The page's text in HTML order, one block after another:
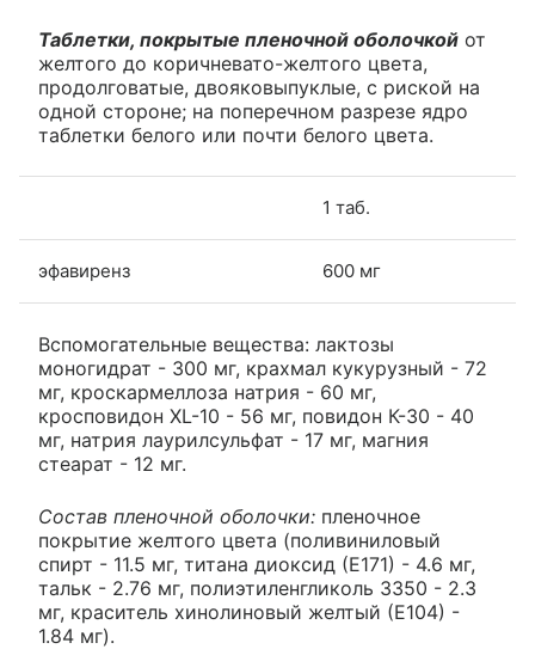
Таблетки, покрытые пленочной оболочкой от
желтого до коричневато-желтого цвета,
продолговатые, двояковыпуклые, с риской на
одной стороне; на поперечном разрезе ядро
таблетки белого или почти белого цвета.
1 таб.
эфавиренз 600 мг
Вспомогательные вещества: лактозы
моногидрат - 300 мг, крахмал кукурузный - 72
мг, кроскармеллоза натрия - 60 мг,
кросповидон XL-10 - 56 мг, повидон К-30 - 40
мг, натрия лаурилсульфат - 17 мг, магния
стеарат - 12 мг.
Состав пленочной оболочки: пленочное
покрытие желтого цвета (поливиниловый
спирт - 11.5 мг, титана диоксид (Е171) - 4.6 мг,
тальк - 2.76 мг, полиэтиленгликоль 3350 - 2.3
мг, краситель хинолиновый желтый (Е104) -
1.84 мг).